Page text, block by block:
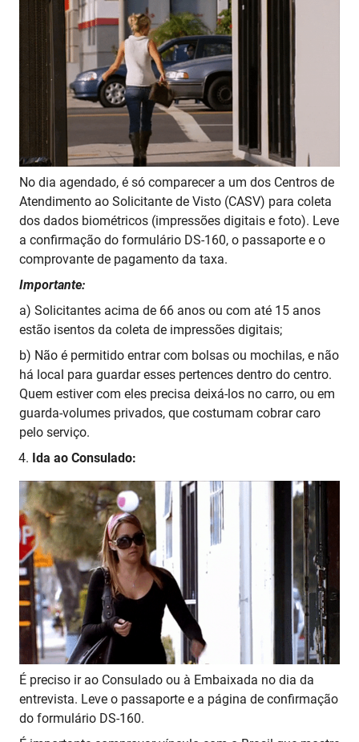
No dia agendado, é só comparecer a um dos Centros de
Atendimento ao Solicitante de Visto (CASV) para coleta
dos dados biométricos (impressões digitais e foto). Leve
a confirmação do formulário DS-160, o passaporte e o
comprovante de pagamento da taxa.
Importante:
a) Solicitantes acima de 66 anos ou com até 15 anos
estão isentos da coleta de impressões digitais;
b) Não é permitido entrar com bolsas ou mochilas, e não
há local para guardar esses pertences dentro do centro.
Quem estiver com eles precisa deixá-los no carro, ou em
guarda-volumes privados, que costumam cobrar caro
pelo serviço.
Ida ao Consulado:
É preciso ir ao Consulado ou à Embaixada no dia da
entrevista. Leve o passaporte e a página de confirmação
do formulário DS-160.